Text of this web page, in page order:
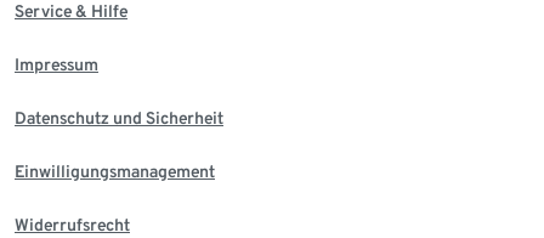
Service & Hilfe
Impressum
Datenschutz und Sicherheit
Einwilligungsmanagement
Widerrufsrecht